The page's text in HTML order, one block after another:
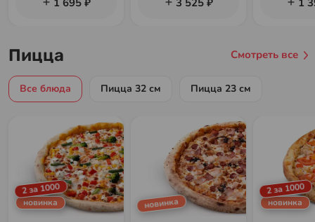
Пицца Смотреть все
Все блюда Пицца 32 см Пицца 23 см
2 за 1000
новинка новинка
2 за 1000
новинка